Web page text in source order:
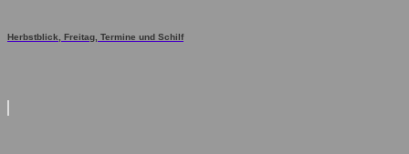
Herbstblick, Freitag, Termine und Schilf